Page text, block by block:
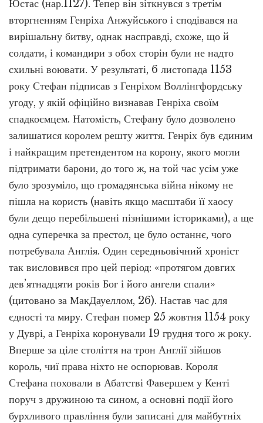
Юстас (нар.1127). Тепер він зіткнувся з третім
вторгненням Генріха Анжуйського і сподівався на
вирішальну битву, однак насправді, схоже, що й
солдати, і командири з обох сторін були не надто
схильні воювати. У результаті, 6 листопада 1153
року Стефан підписав з Генріхом Воллінгфордську
угоду, у якій офіційно визнавав Генріха своїм
спадкоємцем. Натомість, Стефану було дозволено
залишатися королем решту життя. Генріх був єдиним
і найкращим претендентом на корону, якого могли
підтримати барони, до того ж, на той час усім уже
було зрозуміло, що громадянська війна нікому не
пішла на користь (навіть якщо масштаби її хаосу
були дещо перебільшені пізнішими істориками), а ще
одна суперечка за престол, це було останнє, чого
потребувала Англія. Один середньовічний хроніст
так висловився про цей період: «протягом довгих
дев’ятнадцяти років Бог і його ангели спали»
(цитовано за МакДауеллом, 26). Настав час для
єдності та миру. Стефан помер 25 жовтня 1154 року
у Дуврі, а Генріха коронували 19 грудня того ж року.
Вперше за ціле століття на трон Англії зійшов
король, чиї права ніхто не оспорював. Короля
Стефана поховали в Абатстві Фавершем у Кенті
поруч з дружиною та сином, а основні події його
бурхливого правління були записані для майбутніх